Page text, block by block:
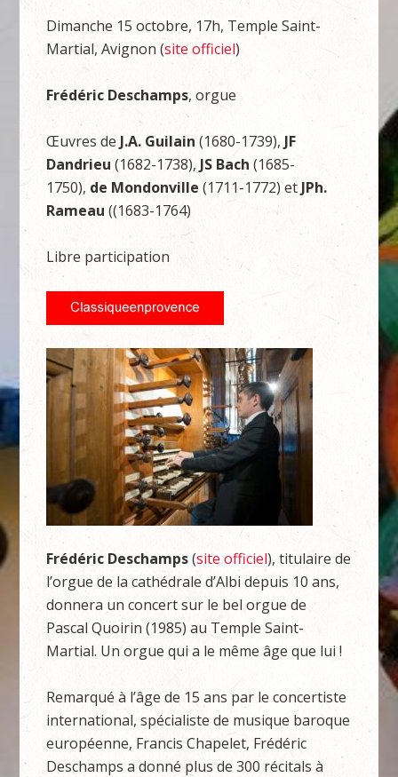
Dimanche 15 octobre, 17h, Temple Saint-
Martial, Avignon (site officiel)
Frédéric Deschamps, orgue
Œuvres de J.A. Guilain (1680-1739), JF
Dandrieu (1682-1738), JS Bach (1685-
1750), de Mondonville (1711-1772) et JPh.
Rameau ((1683-1764)
Libre participation
Frédéric Deschamps(site officiel), titulaire de
l’orgue de la cathédrale d’Albi depuis 10 ans,
donnera un concert sur le bel orgue de
Pascal Quoirin (1985) au Temple Saint-
Martial. Un orgue qui a le même âge que lui !
Remarqué à l’âge de 15 ans par le concertiste
international, spécialiste de musique baroque
européenne, Francis Chapelet, Frédéric
Deschamps a donné plus de 300 récitals à